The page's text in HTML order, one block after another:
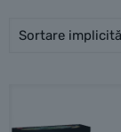
expresive,
ceva care se